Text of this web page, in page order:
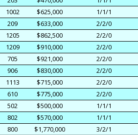
1002
$625,000 1/1/1
209
$633,000 2/2/0
1205
$862,500 2/2/0
1209
$910,000 2/2/0
705
$921,000 2/2/0
906
$830,000 2/2/0
1113
$715,000 2/2/0
610
$775,000 2/2/0
502
$500,000 1/1/1
802
$570,000 1/1/1
800
$1,770,000 3/2/1